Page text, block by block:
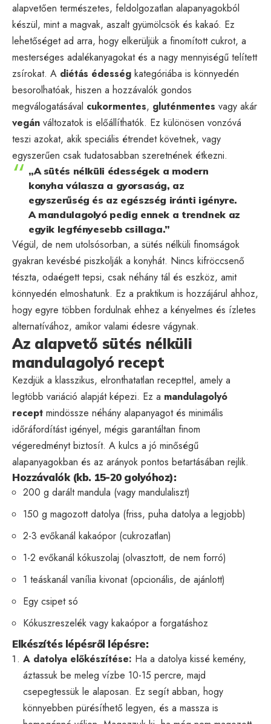
alapvetően természetes, feldolgozatlan alapanyagokból
készül, mint a magvak, aszalt gyümölcsök és kakaó. Ez
lehetőséget ad arra, hogy elkerüljük a finomított cukrot, a
mesterséges adalékanyagokat és a nagy mennyiségű telített
zsírokat. A diétás édesség kategóriába is könnyedén
besorolhatóak, hiszen a hozzávalók gondos
megválogatásával cukormentes, gluténmentes vagy akár
vegán változatok is előállíthatók. Ez különösen vonzóvá
teszi azokat, akik speciális étrendet követnek, vagy
egyszerűen csak tudatosabban szeretnének étkezni.
„A sütés nélküli édességek a modern
konyha válasza a gyorsaság, az
egyszerűség és az egészség iránti igényre.
A mandulagolyó pedig ennek a trendnek az
egyik legfényesebb csillaga.”
Végül, de nem utolsósorban, a sütés nélküli finomságok
gyakran kevésbé piszkolják a konyhát. Nincs kifröccsenő
tészta, odaégett tepsi, csak néhány tál és eszköz, amit
könnyedén elmoshatunk. Ez a praktikum is hozzájárul ahhoz,
hogy egyre többen fordulnak ehhez a kényelmes és ízletes
alternatívához, amikor valami édesre vágynak.
Az alapvető sütés nélküli
mandulagolyó recept
Kezdjük a klasszikus, elronthatatlan recepttel, amely a
legtöbb variáció alapját képezi. Ez a mandulagolyó
recept mindössze néhány alapanyagot és minimális
időráfordítást igényel, mégis garantáltan finom
végeredményt biztosít. A kulcs a jó minőségű
alapanyagokban és az arányok pontos betartásában rejlik.
Hozzávalók (kb. 15-20 golyóhoz):
200 g darált mandula (vagy mandulaliszt)
150 g magozott datolya (friss, puha datolya a legjobb)
2-3 evőkanál kakaópor (cukrozatlan)
1-2 evőkanál kókuszolaj (olvasztott, de nem forró)
1 teáskanál vanília kivonat (opcionális, de ajánlott)
Egy csipet só
Kókuszreszelék vagy kakaópor a forgatáshoz
Elkészítés lépésről lépésre:
A datolya előkészítése: Ha a datolya kissé kemény,
áztassuk be meleg vízbe 10-15 percre, majd
csepegtessük le alaposan. Ez segít abban, hogy
könnyebben pürésíthető legyen, és a massza is